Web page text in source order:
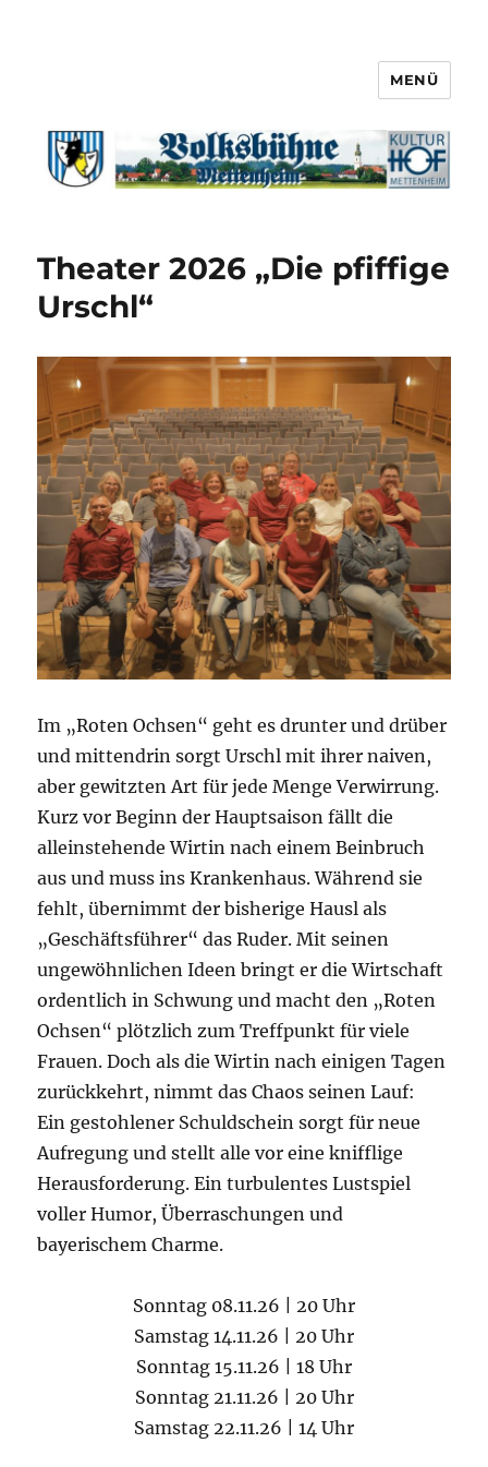
MENÜ
Theater 2026 „Die pfiffige
Urschl“
Im „Roten Ochsen“ geht es drunter und drüber
und mittendrin sorgt Urschl mit ihrer naiven,
aber gewitzten Art für jede Menge Verwirrung.
Kurz vor Beginn der Hauptsaison fällt die
alleinstehende Wirtin nach einem Beinbruch
aus und muss ins Krankenhaus. Während sie
fehlt, übernimmt der bisherige Hausl als
„Geschäftsführer“ das Ruder. Mit seinen
ungewöhnlichen Ideen bringt er die Wirtschaft
ordentlich in Schwung und macht den „Roten
Ochsen“ plötzlich zum Treffpunkt für viele
Frauen. Doch als die Wirtin nach einigen Tagen
zurückkehrt, nimmt das Chaos seinen Lauf:
Ein gestohlener Schuldschein sorgt für neue
Aufregung und stellt alle vor eine knifflige
Herausforderung. Ein turbulentes Lustspiel
voller Humor, Überraschungen und
bayerischem Charme.
Sonntag 08.11.26 | 20 Uhr
Samstag 14.11.26 | 20 Uhr
Sonntag 15.11.26 | 18 Uhr
Sonntag 21.11.26 | 20 Uhr
Samstag 22.11.26 | 14 Uhr